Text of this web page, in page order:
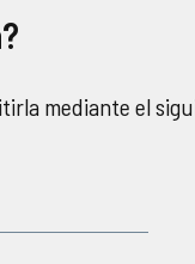
mediante el